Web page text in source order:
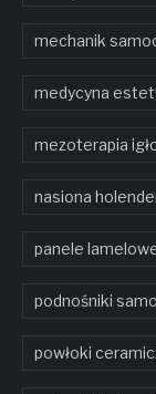
mechanik
medycyna
mezoterapia
nasiona
panele
podnośniki
powłoki